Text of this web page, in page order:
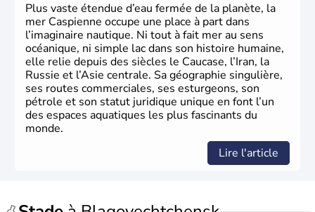
Plus vaste étendue d’eau fermée de la planète, la
mer Caspienne occupe une place à part dans
l’imaginaire nautique. Ni tout à fait mer au sens
océanique, ni simple lac dans son histoire humaine,
elle relie depuis des siècles le Caucase, l’Iran, la
Russie et l’Asie centrale. Sa géographie singulière,
ses routes commerciales, ses esturgeons, son
pétrole et son statut juridique unique en font l’un
des espaces aquatiques les plus fascinants du
monde.
Lire l'article